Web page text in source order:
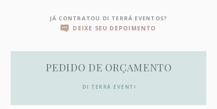
JÁ CONTRATOU DI TERRÁ EVENTOS?
DEIXE SEU DEPOIMENTO
PEDIDO DE ORÇAMENTO